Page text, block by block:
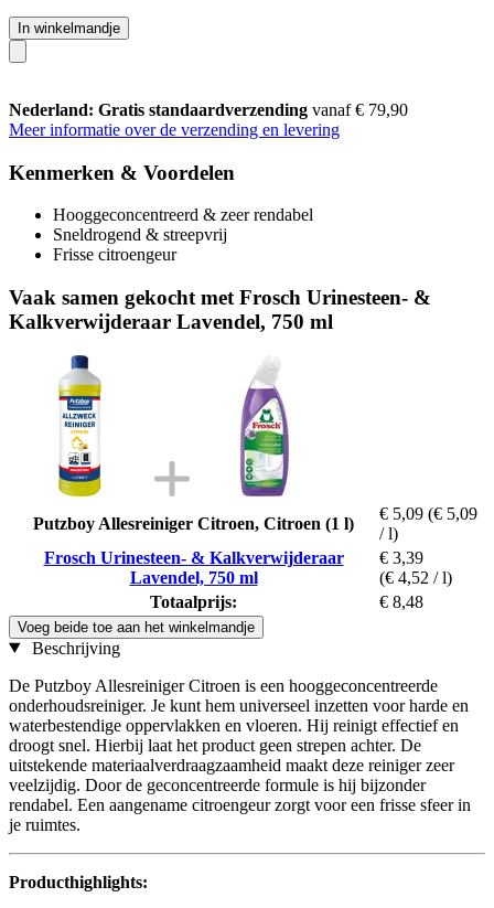
In winkelmandje
Nederland: Gratis standaardverzending vanaf € 79,90
Meer informatie over de verzending en levering
Kenmerken & Voordelen
Hooggeconcentreerd & zeer rendabel
Sneldrogend & streepvrij
Frisse citroengeur
Vaak samen gekocht met Frosch Urinesteen- &
Kalkverwijderaar Lavendel, 750 ml
Putzboy Allesreiniger Citroen, Citroen (1 l)
€ 5,09 (€ 5,09
/ l)
Frosch Urinesteen- & Kalkverwijderaar
Lavendel, 750 ml
€ 3,39
(€ 4,52 / l)
Totaalprijs:
€ 8,48
Voeg beide toe aan het winkelmandje
Beschrijving
De Putzboy Allesreiniger Citroen is een hooggeconcentreerde
onderhoudsreiniger. Je kunt hem universeel inzetten voor harde en
waterbestendige oppervlakken en vloeren. Hij reinigt effectief en
droogt snel. Hierbij laat het product geen strepen achter. De
uitstekende materiaalverdraagzaamheid maakt deze reiniger zeer
veelzijdig. Door de geconcentreerde formule is hij bijzonder
rendabel. Een aangename citroengeur zorgt voor een frisse sfeer in
je ruimtes.
Producthighlights: